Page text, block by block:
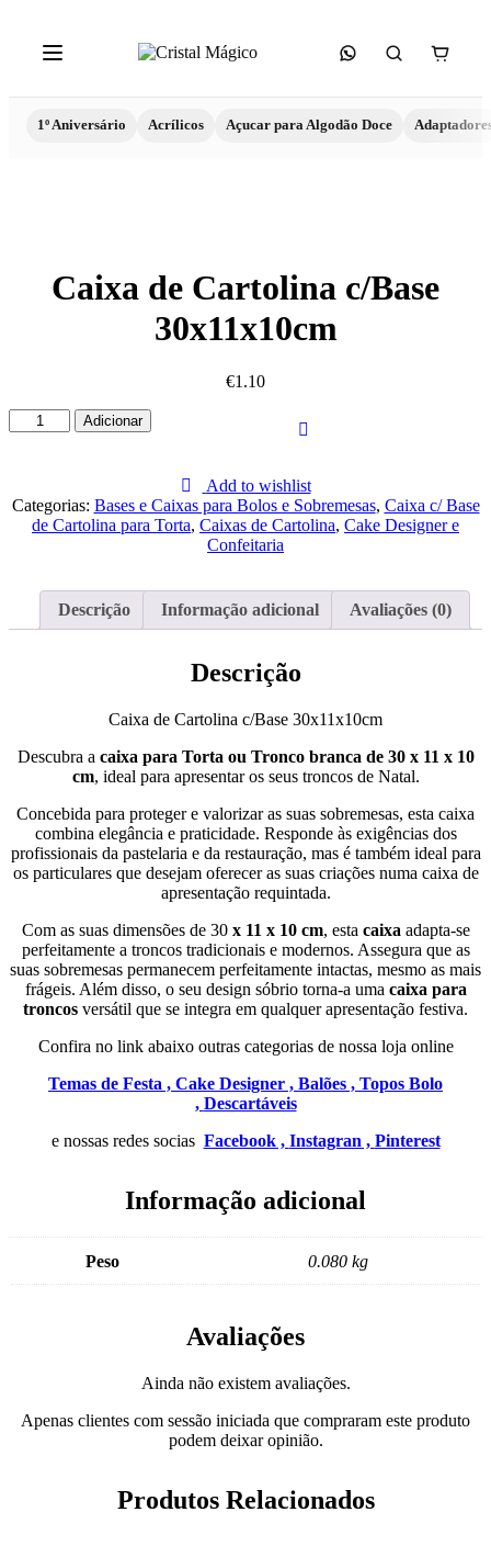
1º Aniversário Acrílicos Açucar para Algodão Doce
Caixa de Cartolina c/Base
30x11x10cm
€1.10
Quantidade
de
Cartolina
c/Base
30x11x10cm
Adicionar
Add to wishlist
Categorias: Bases e Caixas para Bolos e Sobremesas, Caixa c/ Base
de Cartolina para Torta, Caixas de Cartolina, Cake Designer e
Confeitaria
Descrição Informação adicional Avaliações (0)
Descrição
Caixa de Cartolina c/Base 30x11x10cm
Descubra a caixa para Torta ou Tronco branca de 30 x 11 x 10
cm, ideal para apresentar os seus troncos de Natal.
Concebida para proteger e valorizar as suas sobremesas, esta caixa
combina elegância e praticidade. Responde às exigências dos
profissionais da pastelaria e da restauração, mas é também ideal para
os particulares que desejam oferecer as suas criações numa caixa de
apresentação requintada.
Com as suas dimensões de 30x 11 x 10 cm, esta caixa adapta-se
perfeitamente a troncos tradicionais e modernos. Assegura que as
suas sobremesas permanecem perfeitamente intactas, mesmo as mais
frágeis. Além disso, o seu design sóbrio torna-a uma caixa para
troncos versátil que se integra em qualquer apresentação festiva.
Confira no link abaixo outras categorias de nossa loja online
Temas de Festa , Cake Designer , Balões , Topos Bolo
, Descartáveis
e nossas redes socias Facebook , Instagran , Pinterest
Informação adicional
Peso 0.080 kg
Avaliações
Ainda não existem avaliações.
Apenas clientes com sessão iniciada que compraram este produto
podem deixar opinião.
Produtos Relacionados